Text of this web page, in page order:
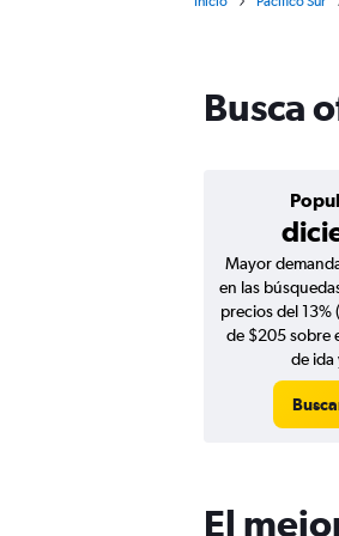
Busca
Mayor
en las
precios del
de $205 sobre
de ida
El